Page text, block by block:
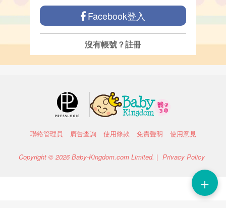
＋
Facebook登入
沒有帳號？註冊
聯絡管理員 廣告查詢 使用條款 免責聲明 使用意見
Copyright © 2026 Baby-Kingdom.com Limited. | Privacy Policy